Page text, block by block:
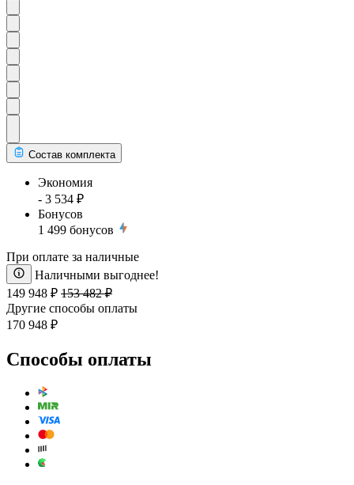
Состав комплекта
Экономия
- 3 534 ₽
Бонусов
1 499 бонусов
При оплате за наличные
Наличными выгоднее!
149 948 ₽ 153 482 ₽
Другие способы оплаты
170 948 ₽
Способы оплаты